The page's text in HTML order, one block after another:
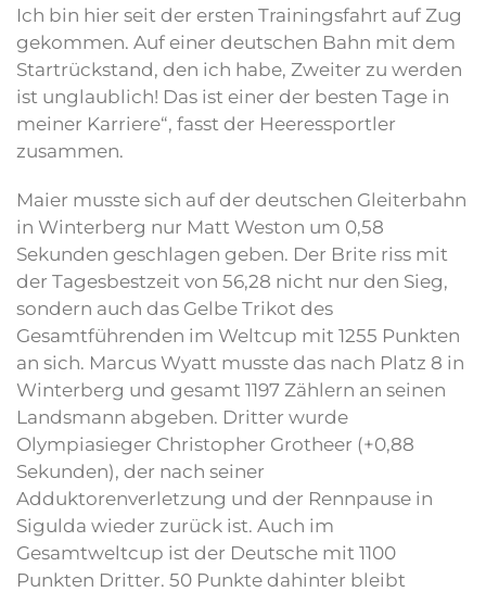
Ich bin hier seit der ersten Trainingsfahrt auf Zug
gekommen. Auf einer deutschen Bahn mit dem
Startrückstand, den ich habe, Zweiter zu werden
ist unglaublich! Das ist einer der besten Tage in
meiner Karriere“, fasst der Heeressportler
zusammen.
Maier musste sich auf der deutschen Gleiterbahn
in Winterberg nur Matt Weston um 0,58
Sekunden geschlagen geben. Der Brite riss mit
der Tagesbestzeit von 56,28 nicht nur den Sieg,
sondern auch das Gelbe Trikot des
Gesamtführenden im Weltcup mit 1255 Punkten
an sich. Marcus Wyatt musste das nach Platz 8 in
Winterberg und gesamt 1197 Zählern an seinen
Landsmann abgeben. Dritter wurde
Olympiasieger Christopher Grotheer (+0,88
Sekunden), der nach seiner
Adduktorenverletzung und der Rennpause in
Sigulda wieder zurück ist. Auch im
Gesamtweltcup ist der Deutsche mit 1100
Punkten Dritter. 50 Punkte dahinter bleibt